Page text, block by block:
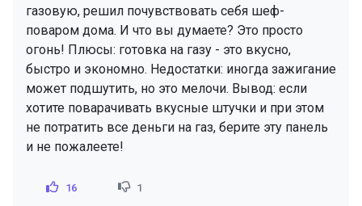
газовую, решил почувствовать себя шеф-
поваром дома. И что вы думаете? Это просто
огонь! Плюсы: готовка на газу - это вкусно,
быстро и экономно. Недостатки: иногда зажигание
может подшутить, но это мелочи. Вывод: если
хотите поварачивать вкусные штучки и при этом
не потратить все деньги на газ, берите эту панель
и не пожалеете!
16 1